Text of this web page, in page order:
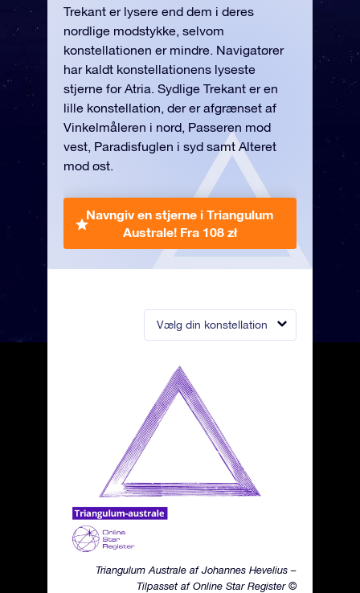
Vælg din konstellation
Triangulum Australe af Johannes Hevelius –
Tilpasset af Online Star Register ©
Trekant er lysere end dem i deres
nordlige modstykke, selvom
konstellationen er mindre. Navigatører
har kaldt konstellationens lyseste
stjerne for Atria. Sydlige Trekant er en
lille konstellation, der er afgrænset af
Vinkelmåleren i nord, Passeren mod
vest, Paradisfuglen i syd samt Alteret
mod øst.
Navngiv en stjerne i Triangulum
Australe! Fra 108 zł